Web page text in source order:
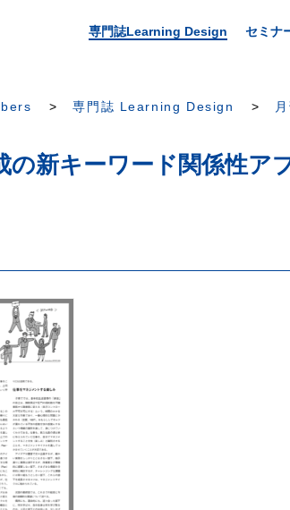
専門誌Learning Design セミナ
専門誌 Learning Design
新キーワード関係性ア